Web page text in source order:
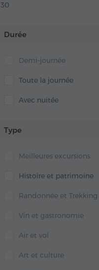
30
Durée
Demi-journée
Toute la journée
Avec nuitée
Type
Meilleures excursions
Histoire et patrimoine
Randonnée et Trekking
Vin et gastronomie
Air et vol
Art et culture